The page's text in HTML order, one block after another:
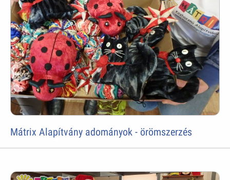
Mátrix Alapítvány adományok - örömszerzés